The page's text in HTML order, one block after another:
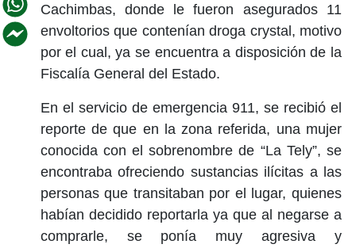
Cachimbas, donde le fueron asegurados 11
envoltorios que contenían droga crystal, motivo
por el cual, ya se encuentra a disposición de la
Fiscalía General del Estado.
En el servicio de emergencia 911, se recibió el
reporte de que en la zona referida, una mujer
conocida con el sobrenombre de “La Tely”, se
encontraba ofreciendo sustancias ilícitas a las
personas que transitaban por el lugar, quienes
habían decidido reportarla ya que al negarse a
comprarle, se ponía muy agresiva y